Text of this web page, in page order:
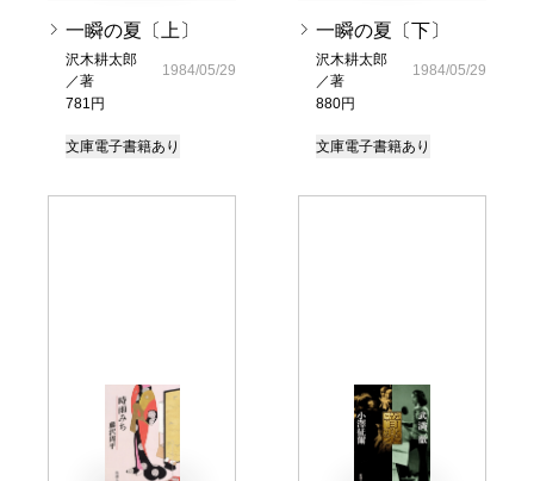
一瞬の夏〔上〕
沢木耕太郎
／著
781円
1984/05/29
文庫電子書籍あり
一瞬の夏〔下〕
沢木耕太郎
／著
880円
1984/05/29
文庫電子書籍あり